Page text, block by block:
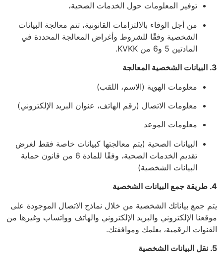
توفير المعلومات حول الخدمات الصحية،
من أجل الوفاء بالالتزامات القانونية، تتم معالجة البيانات
الشخصية وفقًا للشروط وأغراض المعالجة المحددة في
المادتين 5 و6 من KVKK.
3. البيانات الشخصية المعالجة
معلومات الهوية (الاسم، اللقب)
معلومات الاتصال (رقم الهاتف، عنوان البريد الإلكتروني)
معلومات الموعد
البيانات الصحية (يتم معالجتها كبيانات خاصة فقط لغرض
تقديم الخدمات الصحية، وفقًا للمادة 6 من قانون حماية
البيانات الشخصية)
4. طريقة جمع البيانات الشخصية
يتم جمع بياناتك الشخصية من خلال نماذج الاتصال الموجودة على
موقعنا الإلكتروني والبريد الإلكتروني والهاتف وواتساب وغيرها من
القنوات الرقمية، بعلمك وموافقتك.
5. نقل البيانات الشخصية